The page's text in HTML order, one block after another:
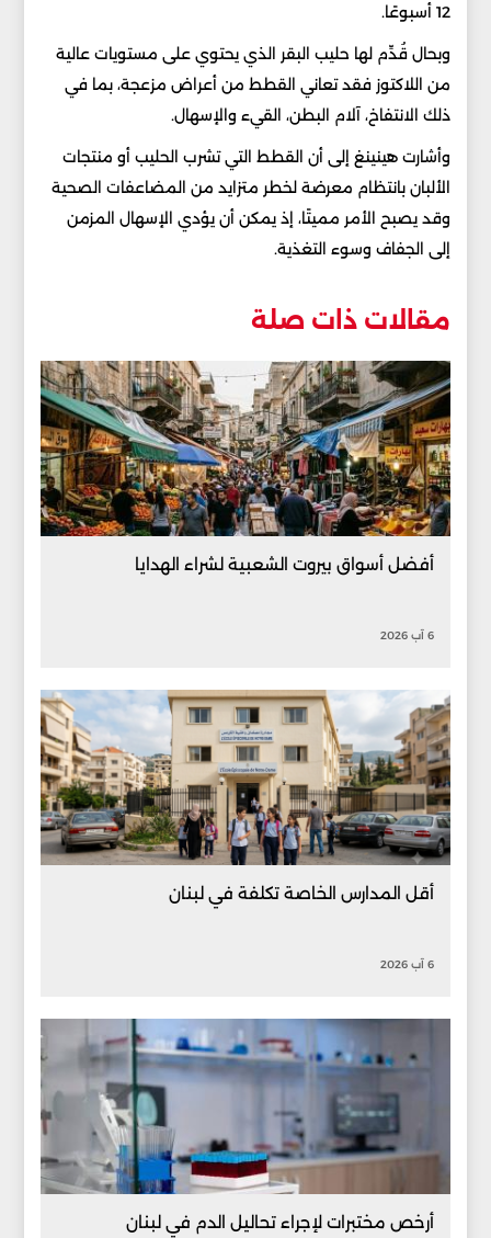
12 أسبوعًا.
وبحال قُدِّم لها حليب البقر الذي يحتوي على مستويات عالية
من اللاكتوز فقد تعاني القطط من أعراض مزعجة، بما في
ذلك الانتفاخ، آلام البطن، القيء والإسهال.
وأشارت هينينغ إلى أن القطط التي تشرب الحليب أو منتجات
الألبان بانتظام معرضة لخطر متزايد من المضاعفات الصحية
وقد يصبح الأمر مميتًا، إذ يمكن أن يؤدي الإسهال المزمن
إلى الجفاف وسوء التغذية.
مقالات ذات صلة
أفضل أسواق بيروت الشعبية لشراء الهدايا
6 آب 2026
أقل المدارس الخاصة تكلفة في لبنان
6 آب 2026
أرخص مختبرات لإجراء تحاليل الدم في لبنان